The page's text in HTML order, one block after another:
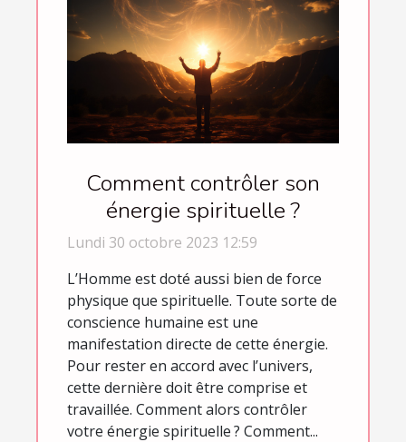
Comment contrôler son
énergie spirituelle ?
Lundi 30 octobre 2023 12:59
L’Homme est doté aussi bien de force
physique que spirituelle. Toute sorte de
conscience humaine est une
manifestation directe de cette énergie.
Pour rester en accord avec l’univers,
cette dernière doit être comprise et
travaillée. Comment alors contrôler
votre énergie spirituelle ? Comment...